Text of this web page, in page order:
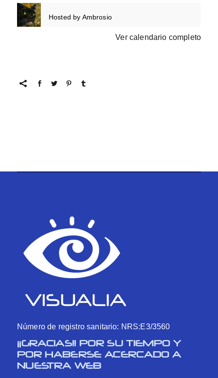
Hosted by Ambrosio
Ver calendario completo
Número de registro sanitario: NRS:E3/3560
¡¡GRACIAS!! POR SU TIEMPO Y
POR HABERSE ACERCADO A
NUESTRA WEB